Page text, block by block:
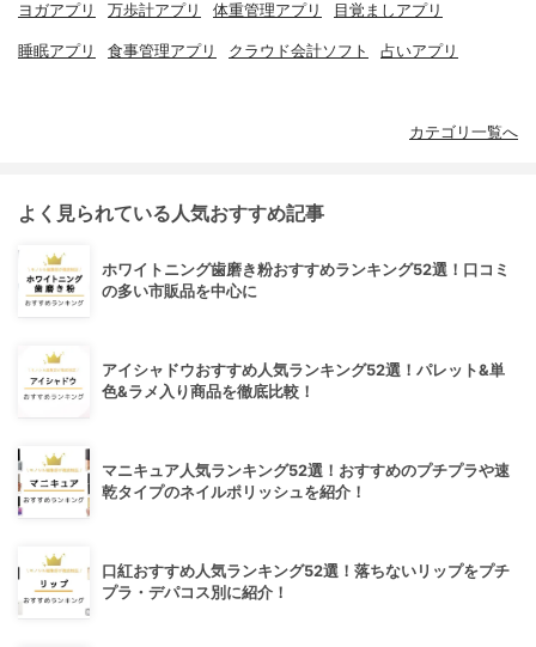
ヨガアプリ 万歩計アプリ 体重管理アプリ 目覚ましアプリ
睡眠アプリ 食事管理アプリ クラウド会計ソフト 占いアプリ
カテゴリ一覧へ
よく見られている人気おすすめ記事
ホワイトニング歯磨き粉おすすめランキング52選！口コミ
の多い市販品を中心に
アイシャドウおすすめ人気ランキング52選！パレット&単
色&ラメ入り商品を徹底比較！
マニキュア人気ランキング52選！おすすめのプチプラや速
乾タイプのネイルポリッシュを紹介！
口紅おすすめ人気ランキング52選！落ちないリップをプチ
プラ・デパコス別に紹介！